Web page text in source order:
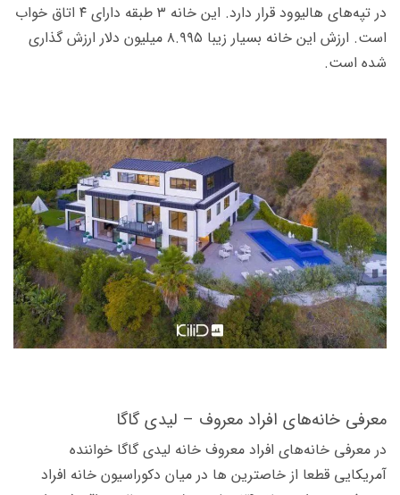
در تپه­‌های هالیوود قرار دارد. این خانه ۳ طبقه دارای ۴ اتاق خواب
است. ارزش این خانه بسیار زیبا ۸.۹۹۵ میلیون دلار ارزش گذاری
شده است.
معرفی خانه‌های افراد معروف – لیدی گاگا
در معرفی خانه‌های افراد معروف‌ خانه لیدی گاگا خواننده
آمریکایی قطعا از خاص­ترین ها در میان دکوراسیون خانه افراد